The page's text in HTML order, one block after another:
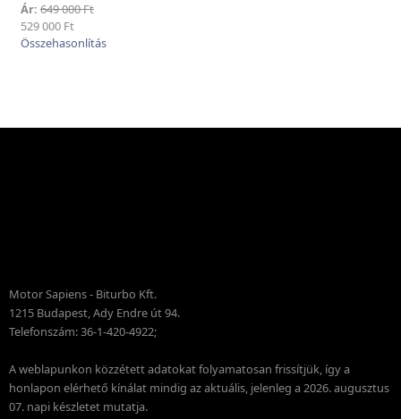
Ár: 649 000 Ft
529 000 Ft
Motor Sapiens - Biturbo Kft.
1215 Budapest, Ady Endre út 94.
Telefonszám: 36-1-420-4922;
A weblapunkon közzétett adatokat folyamatosan frissítjük, így a
honlapon elérhető kínálat mindig az aktuális, jelenleg a 2026. augusztus
07. napi készletet mutatja.